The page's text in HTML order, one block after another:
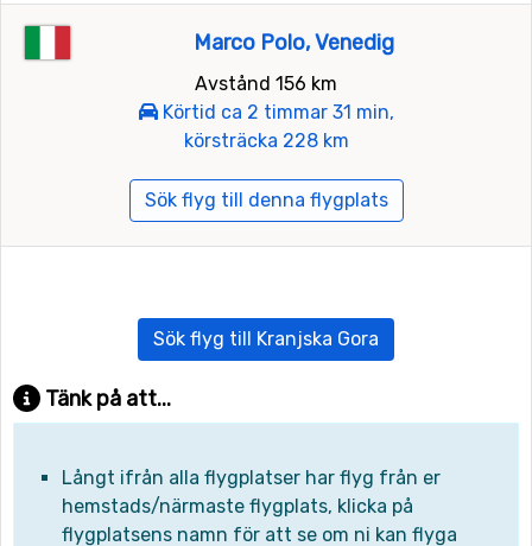
Marco Polo, Venedig
Avstånd 156 km
Körtid ca 2 timmar 31 min,
körsträcka 228 km
Sök flyg till denna flygplats
Sök flyg till Kranjska Gora
Tänk på att...
Långt ifrån alla flygplatser har flyg från er
hemstads/närmaste flygplats, klicka på
flygplatsens namn för att se om ni kan flyga